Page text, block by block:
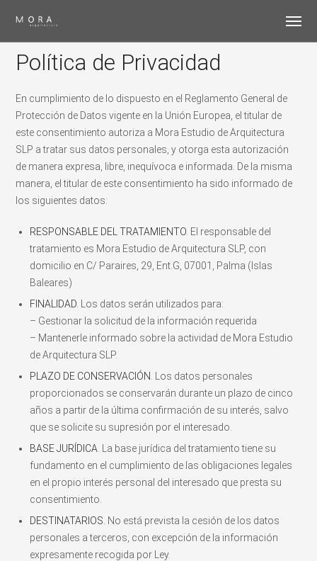
Política de Privacidad
En cumplimiento de lo dispuesto en el Reglamento General de
Protección de Datos vigente en la Unión Europea, el titular de
este consentimiento autoriza a Mora Estudio de Arquitectura
SLP a tratar sus datos personales, y otorga esta autorización
de manera expresa, libre, inequívoca e informada. De la misma
manera, el titular de este consentimiento ha sido informado de
los siguientes datos:
RESPONSABLE DEL TRATAMIENTO . El responsable del
tratamiento es Mora Estudio de Arquitectura SLP, con
domicilio en C/ Paraires, 29, Ent.G, 07001, Palma (Islas
Baleares)
FINALIDAD . Los datos serán utilizados para:
– Gestionar la solicitud de la información requerida
– Mantenerle informado sobre la actividad de Mora Estudio
de Arquitectura SLP.
PLAZO DE CONSERVACIÓN
. Los datos personales
proporcionados se conservarán durante un plazo de cinco
años a partir de la última confirmación de su interés, salvo
que se solicite su supresión por el interesado.
BASE JURÍDICA . La base jurídica del tratamiento tiene su
fundamento en el cumplimiento de las obligaciones legales
en el propio interés personal del interesado que presta su
consentimiento.
DESTINATARIOS . No está prevista la cesión de los datos
personales a terceros, con excepción de la información
expresamente recogida por Ley.